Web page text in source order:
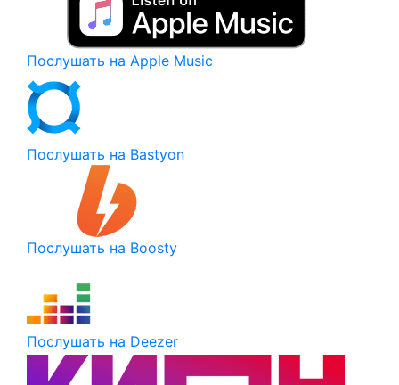
Послушать на Apple Music
Послушать на Bastyon
Послушать на Boosty
Послушать на Deezer